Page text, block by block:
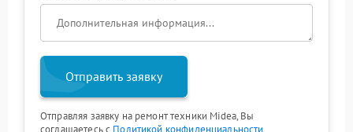
Отправить заявку
Отправляя заявку на ремонт техники Midea, Вы
соглашаетесь с Политикой конфиденциальности